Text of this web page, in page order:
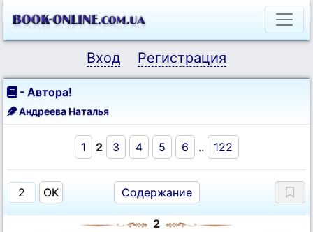
Вход Регистрация
- Автора!
Андреева Наталья
1 2 3 4 5 6 .. 122
Содержание
2